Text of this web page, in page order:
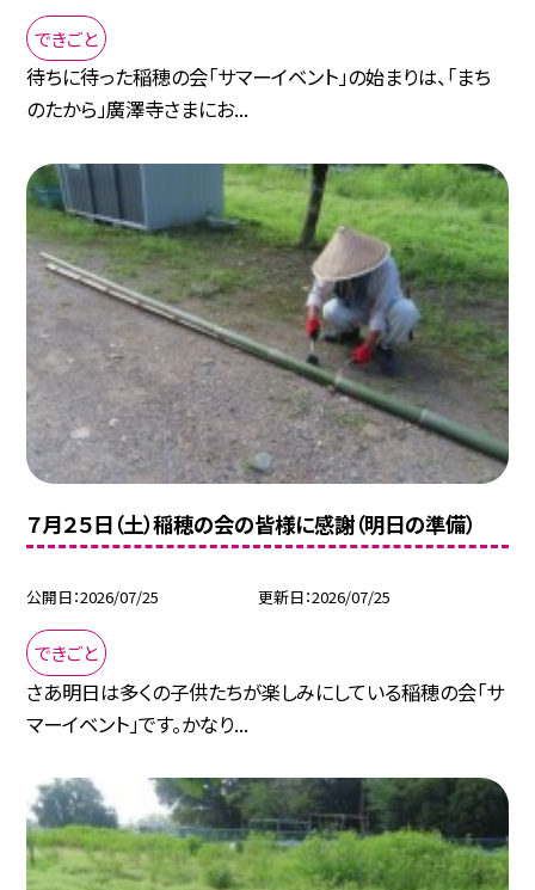
できごと
待ちに待った稲穂の会「サマーイベント」の始まりは、「まち
のたから」廣澤寺さまにお...
７月２５日（土）稲穂の会の皆様に感謝（明日の準備）
公開日 2026/07/25 更新日 2026/07/25
できごと
さあ明日は多くの子供たちが楽しみにしている稲穂の会「サ
マーイベント」です。かなり...